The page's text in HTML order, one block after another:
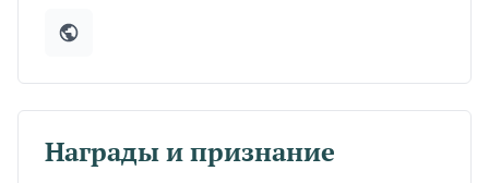
Награды и признание